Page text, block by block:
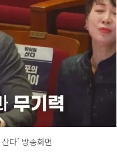
다’ 방송화면